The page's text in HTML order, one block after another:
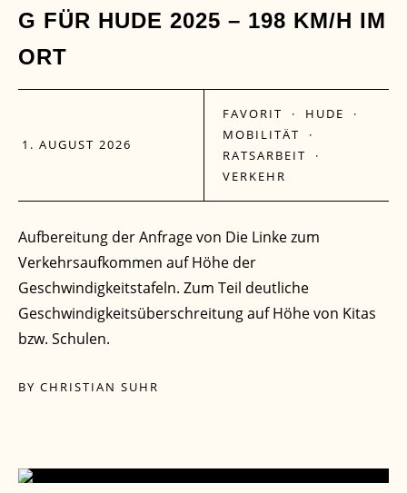
G FÜR HUDE 2025 – 198 KM/H IM
ORT
1. AUGUST 2026
FAVORIT · HUDE ·
MOBILITÄT ·
RATSARBEIT ·
VERKEHR
Aufbereitung der Anfrage von Die Linke zum
Verkehrsaufkommen auf Höhe der
Geschwindigkeitstafeln. Zum Teil deutliche
Geschwindigkeitsüberschreitung auf Höhe von Kitas
bzw. Schulen.
BY CHRISTIAN SUHR